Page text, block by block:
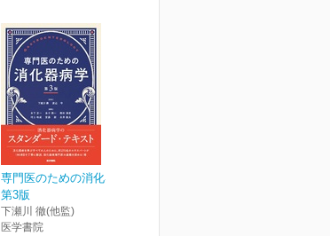
専門医のための消化器病学
第3版
下瀬川 徹(他監)
医学書院